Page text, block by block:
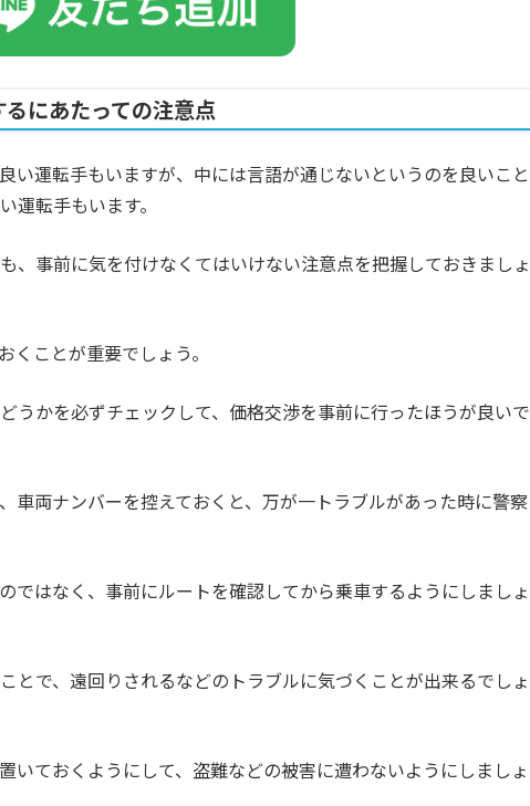
にあたっての注意点
い運転手もいますが、中には言語が通じないというのを良いこと
運転手もいます。
、事前に気を付けなくてはいけない注意点を把握しておきましょ
くことが重要でしょう。
うかを必ずチェックして、価格交渉を事前に行ったほうが良いで
車両ナンバーを控えておくと、万が一トラブルがあった時に警察
ではなく、事前にルートを確認してから乗車するようにしましょ
とで、遠回りされるなどのトラブルに気づくことが出来るでしょ
いておくようにして、盗難などの被害に遭わないようにしましょ